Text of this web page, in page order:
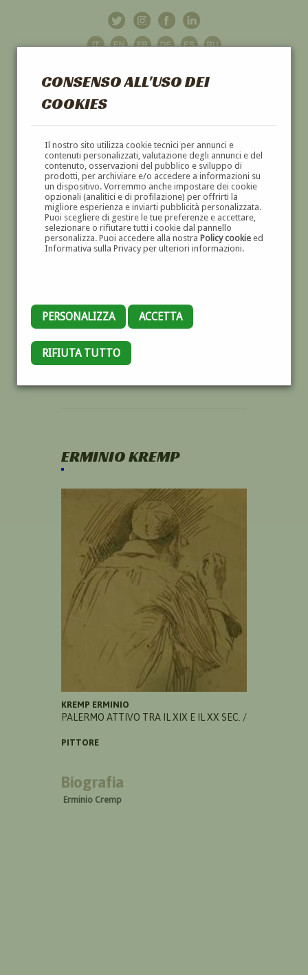
CONSENSO ALL'USO DEI
COOKIES
Il nostro sito utilizza cookie tecnici per annunci e
contenuti personalizzati, valutazione degli annunci e del
contenuto, osservazioni del pubblico e sviluppo di
prodotti, per archiviare e/o accedere a informazioni su
un dispositivo. Vorremmo anche impostare dei cookie
opzionali (analitici e di profilazione) per offrirti la
migliore esperienza e inviarti pubblicità personalizzata.
Puoi scegliere di gestire le tue preferenze e accettare,
selezionare o rifiutare tutti i cookie dal pannello
personalizza. Puoi accedere alla nostra Policy cookieed
Informativa sulla Privacy per ulteriori informazioni.
PERSONALIZZA ACCETTA
RIFIUTA TUTTO
GALLERIAD'ARTE
DIPINTI E SCULTURE '800 E '900
ERMINIO KREMP
KREMP ERMINIO
PALERMO ATTIVO TRA IL XIX E IL XX SEC. /
PITTORE
Biografia
Erminio Cremp